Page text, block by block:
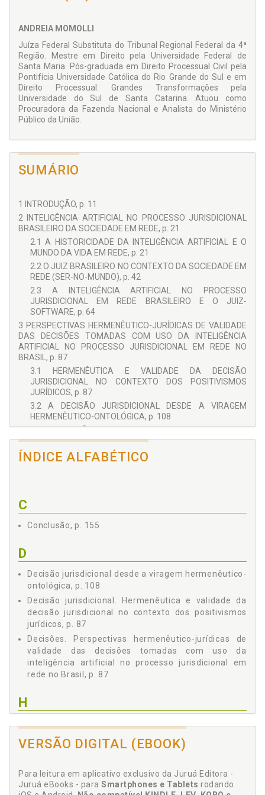
apriorística; o desvelamento exclusivamente técnico não
subsiste para além da predição da decisão nas teorias de
Dworkin e Streck, em que compreensão é concreção.
ANDREIA MOMOLLI
Juíza Federal Substituta do Tribunal Regional Federal da 4ª
Região. Mestre em Direito pela Universidade Federal de
Santa Maria. Pós-graduada em Direito Processual Civil pela
Pontifícia Universidade Católica do Rio Grande do Sul e em
Direito Processual: Grandes Transformações pela
Universidade do Sul de Santa Catarina. Atuou como
Procuradora da Fazenda Nacional e Analista do Ministério
Público da União.
SUMÁRIO
1 INTRODUÇÃO, p. 11
2 INTELIGÊNCIA ARTIFICIAL NO PROCESSO JURISDICIONAL
BRASILEIRO DA SOCIEDADE EM REDE, p. 21
2.1 A HISTORICIDADE DA INTELIGÊNCIA ARTIFICIAL E O
MUNDO DA VIDA EM REDE, p. 21
2.2 O JUIZ BRASILEIRO NO CONTEXTO DA SOCIEDADE EM
REDE (SER-NO-MUNDO), p. 42
2.3 A INTELIGÊNCIA ARTIFICIAL NO PROCESSO
JURISDICIONAL EM REDE BRASILEIRO E O JUIZ-
SOFTWARE, p. 64
3 PERSPECTIVAS HERMENÊUTICO-JURÍDICAS DE VALIDADE
DAS DECISÕES TOMADAS COM USO DA INTELIGÊNCIA
ARTIFICIAL NO PROCESSO JURISDICIONAL EM REDE NO
BRASIL, p. 87
3.1 HERMENÊUTICA E VALIDADE DA DECISÃO
JURISDICIONAL NO CONTEXTO DOS POSITIVISMOS
JURÍDICOS, p. 87
3.2 A DECISÃO JURISDICIONAL DESDE A VIRAGEM
HERMENÊUTICO-ONTOLÓGICA, p. 108
3.3 INTELIGÊNCIA ARTIFICIAL E PERSPECTIVAS
HERMENÊUTICO-JURÍDICAS DE VALIDADE DAS DECISÕES
NO PROCESSO JURISDICIONAL EM REDE BRASILEIRO, p.
132
ÍNDICE ALFABÉTICO
C
Conclusão, p. 155
D
Decisão jurisdicional desde a viragem hermenêutico-
ontológica, p. 108
Decisão jurisdicional. Hermenêutica e validade da
decisão jurisdicional no contexto dos positivismos
jurídicos, p. 87
Decisões. Perspectivas hermenêutico-jurídicas de
validade das decisões tomadas com uso da
inteligência artificial no processo jurisdicional em
rede no Brasil, p. 87
H
contexto dos positivismos jurídicos, p. 87
Hermenêutica. Decisão jurisdicional desde a viragem
Hermenêutica. Inteligência artificial e perspectivas
hermenêutico-jurídicas de validade das decisões no
VERSÃO DIGITAL (EBOOK)
Para leitura em aplicativo exclusivo da Juruá Editora -
Juruá eBooks - para Smartphones e Tablets rodando